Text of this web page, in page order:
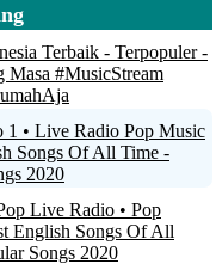
103.4 FM
Terbaik - Terpopuler -
Masa #MusicStream
1 • Live Radio Pop Music
Songs Of All Time -
2020
Live Radio • Pop
English Songs Of All
Songs 2020